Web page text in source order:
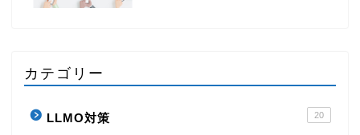
カテゴリー
LLMO対策 20